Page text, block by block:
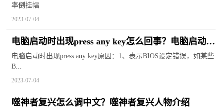
率倒挂幅
2023-07-04
电脑启动时出现press any key怎么回事？电脑启动时
出现press any key怎么解决？
电脑启动时出现press any key原因：1、表示BIOS设定错误，如某些
B...
2023-07-04
噬神者复兴怎么调中文？噬神者复兴人物介绍